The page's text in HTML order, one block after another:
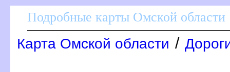
Подробные карты Омской области
Карта Омской области /